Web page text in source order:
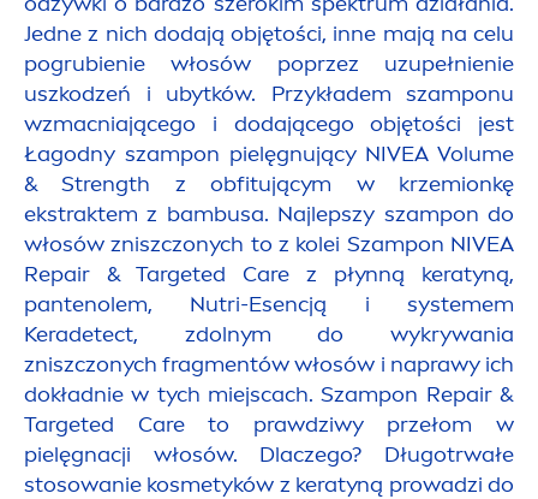
Jedne z nich dodają objętości, inne mają na celu
pogrubienie włosów poprzez uzupełnienie
uszkodzeń i ubytków. Przykładem szamponu
wzmacniającego i dodającego objętości jest
Łagodny szampon pielęgnujący NIVEA Volume
& Strength z obfitującym w krzemionkę
ekstraktem z bambusa. Najlepszy szampon do
włosów zniszczonych to z kolei Szampon NIVEA
Repair & Targeted Care z płynną keratyną,
pantenolem, Nutri-Esencją i systemem
Keradetect, zdolnym do wykrywania
zniszczonych fragmentów włosów i naprawy ich
dokładnie w tych miejscach. Szampon Repair&
Targeted Careto prawdziwy przełom w
pielęgnacji włosów. Dlaczego? Długotrwałe
stosowanie kosmetyków z keratyną prowadzi do